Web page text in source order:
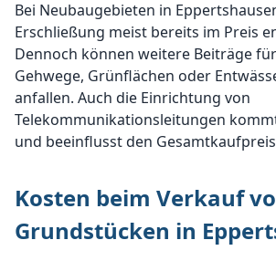
Bei Neubaugebieten in
Erschließung meist bereits im Preis
Dennoch können weitere Beiträge
Gehwege, Grünflächen oder
anfallen. Auch die Einrichtung von
Telekommunikationsleitungen
und beeinflusst den
Kosten beim Verkauf
Grundstücken in